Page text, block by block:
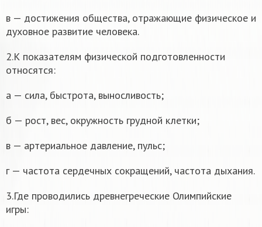
в — достижения общества, отражающие физическое и
духовное развитие человека.
2.К показателям физической подготовленности
относятся:
а — сила, быстрота, выносливость;
б — рост, вес, окружность грудной клетки;
в — артериальное давление, пульс;
г — частота сердечных сокращений, частота дыхания.
3.Где проводились древнегреческие Олимпийские
игры: